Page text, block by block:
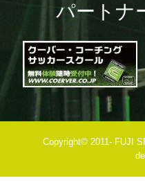
パートナ
Copyright© 2011- FUJI